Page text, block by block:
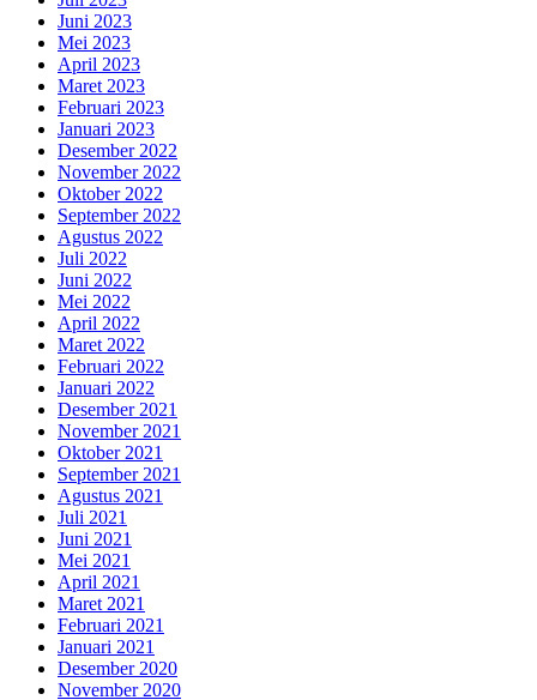
Juni 2023
Mei 2023
April 2023
Maret 2023
Februari 2023
Januari 2023
Desember 2022
November 2022
Oktober 2022
September 2022
Agustus 2022
Juli 2022
Juni 2022
Mei 2022
April 2022
Maret 2022
Februari 2022
Januari 2022
Desember 2021
November 2021
Oktober 2021
September 2021
Agustus 2021
Juli 2021
Juni 2021
Mei 2021
April 2021
Maret 2021
Februari 2021
Januari 2021
Desember 2020
November 2020